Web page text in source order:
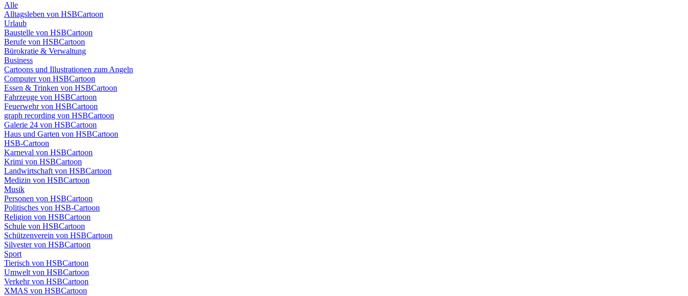
Alle
Alltagsleben von HSBCartoon
Urlaub
Baustelle von HSBCartoon
Berufe von HSBCartoon
Bürokratie & Verwaltung
Business
Cartoons und Illustrationen zum Angeln
Computer von HSBCartoon
Essen & Trinken von HSBCartoon
Fahrzeuge von HSBCartoon
Feuerwehr von HSBCartoon
graph recording von HSBCartoon
Galerie 24 von HSBCartoon
Haus und Garten von HSBCartoon
HSB-Cartoon
Karneval von HSBCartoon
Krimi von HSBCartoon
Landwirtschaft von HSBCartoon
Medizin von HSBCartoon
Musik
Personen von HSBCartoon
Politisches von HSB-Cartoon
Religion von HSBCartoon
Schule von HSBCartoon
Schützenverein von HSBCartoon
Silvester von HSBCartoon
Sport
Tierisch von HSBCartoon
Umwelt von HSBCartoon
Verkehr von HSBCartoon
XMAS von HSBCartoon